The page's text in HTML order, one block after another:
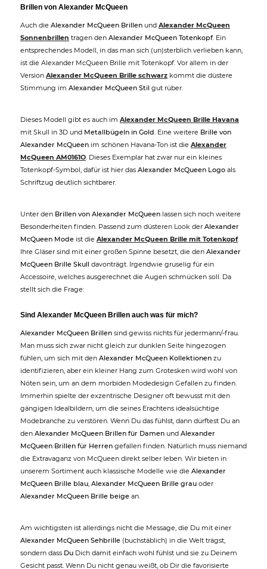
Brillen von Alexander McQueen
Auch die Alexander McQueen Brillen und Alexander McQueen
Sonnenbrillen tragen den Alexander McQueen Totenkopf. Ein
entsprechendes Modell, in das man sich (un)sterblich verlieben kann,
ist die Alexander McQueen Brille mit Totenkopf. Vor allem in der
Version Alexander McQueen Brille schwarz kommt die düstere
Stimmung im Alexander McQueen Stil gut rüber.
Dieses Modell gibt es auch im Alexander McQueen Brille Havana
mit Skull in 3D und Metallbügeln in Gold. Eine weitere Brille von
Alexander McQueen im schönen Havana-Ton ist die Alexander
McQueen AM0161O. Dieses Exemplar hat zwar nur ein kleines
Totenkopf-Symbol, dafür ist hier das Alexander McQueen Logo als
Schriftzug deutlich sichtbarer.
Unter den Brillen von Alexander McQueen lassen sich noch weitere
Besonderheiten finden. Passend zum düsteren Look der Alexander
McQueen Mode ist die Alexander McQueen Brille mit Totenkopf.
Ihre Gläser sind mit einer großen Spinne besetzt, die den Alexander
McQueen Brille Skull davonträgt. Irgendwie gruselig für ein
Accessoire, welches ausgerechnet die Augen schmücken soll. Da
stellt sich die Frage:
Sind Alexander McQueen Brillen auch was für mich?
Alexander McQueen Brillen sind gewiss nichts für jedermann/-frau.
Man muss sich zwar nicht gleich zur dunklen Seite hingezogen
fühlen, um sich mit den Alexander McQueen Kollektionen zu
identifizieren, aber ein kleiner Hang zum Grotesken wird wohl von
Nöten sein, um an dem morbiden Modedesign Gefallen zu finden.
Immerhin spielte der exzentrische Designer oft bewusst mit den
gängigen Idealbildern, um die seines Erachtens idealsüchtige
Modebranche zu verstören. Wenn Du das fühlst, dann dürftest Du an
den Alexander McQueen Brillen für Damen und Alexander
McQueen Brillen für Herren gefallen finden. Natürlich muss niemand
die Extravaganz von McQueen direkt selber leben. Wir bieten in
unserem Sortiment auch klassische Modelle wie die Alexander
McQueen Brille blau, Alexander McQueen Brille grau oder
Alexander McQueen Brille beige an.
Am wichtigsten ist allerdings nicht die Message, die Du mit einer
Alexander McQueen Sehbrille (buchstäblich) in die Welt trägst,
sondern dass Du Dich damit einfach wohl fühlst und sie zu Deinem
Gesicht passt. Wenn Du nicht genau weißt, ob Dir die favorisierte